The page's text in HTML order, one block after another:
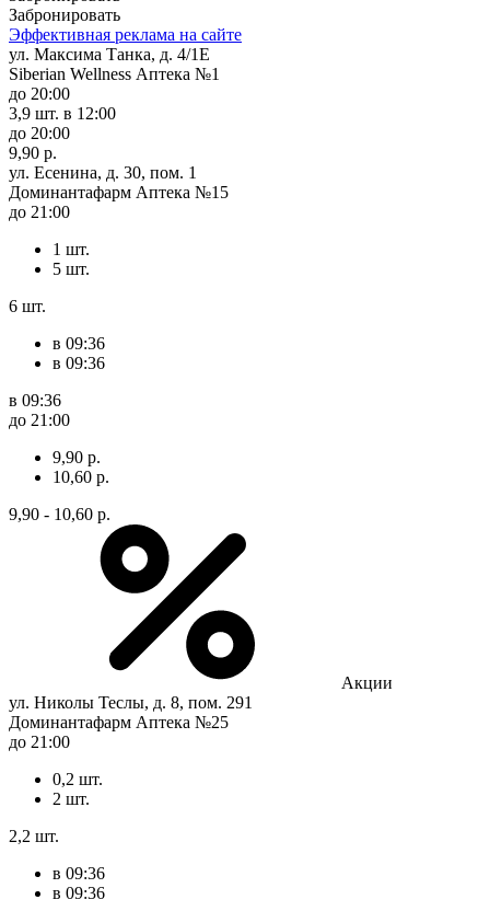
Забронировать
Эффективная реклама на сайте
ул. Максима Танка, д. 4/1Е
Siberian Wellness Аптека №1
до 20:00
3,9 шт. в 12:00
до 20:00
9,90 р.
ул. Есенина, д. 30, пом. 1
Доминантафарм Аптека №15
до 21:00
1 шт.
5 шт.
6 шт.
в 09:36
в 09:36
в 09:36
до 21:00
9,90 р.
10,60 р.
9,90 - 10,60 р.
Акции
ул. Николы Теслы, д. 8, пом. 291
Доминантафарм Аптека №25
до 21:00
0,2 шт.
2 шт.
2,2 шт.
в 09:36
в 09:36